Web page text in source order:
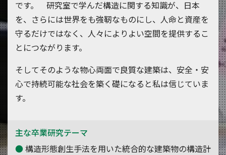
です。 研究室で学んだ構造に関する知識が、日本
を、さらには世界をも強靭なものにし、人命と資産を
守るだけではなく、人々によりよい空間を提供するこ
とにつながります。
そしてそのような物心両面で良質な建築は、安全・安
心で持続可能な社会を築く礎になると私は信じていま
す。
主な卒業研究テーマ
構造形態創生手法を用いた統合的な建築物の構造計